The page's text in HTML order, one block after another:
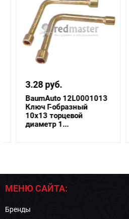
3.28 руб.
BaumAuto 12L0001013
Ключ Г-образный
10х13 торцевой
диаметр 1...
МЕНЮ САЙТА:
Бренды